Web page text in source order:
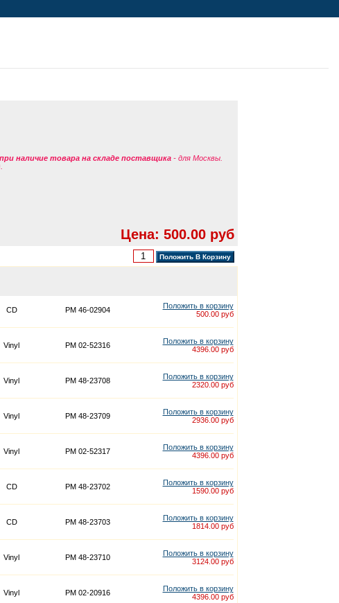
наличие товара на складе поставщика - для Москвы.
Цена: 500.00 руб
CD PM 46-02904
Положить в корзину
500.00 руб
Vinyl PM 02-52316
Положить в корзину
4396.00 руб
Vinyl PM 48-23708
Положить в корзину
2320.00 руб
Vinyl PM 48-23709
Положить в корзину
2936.00 руб
Vinyl PM 02-52317
Положить в корзину
4396.00 руб
CD PM 48-23702
Положить в корзину
1590.00 руб
CD PM 48-23703
Положить в корзину
1814.00 руб
Vinyl PM 48-23710
Положить в корзину
3124.00 руб
Vinyl PM 02-20916
Положить в корзину
4396.00 руб